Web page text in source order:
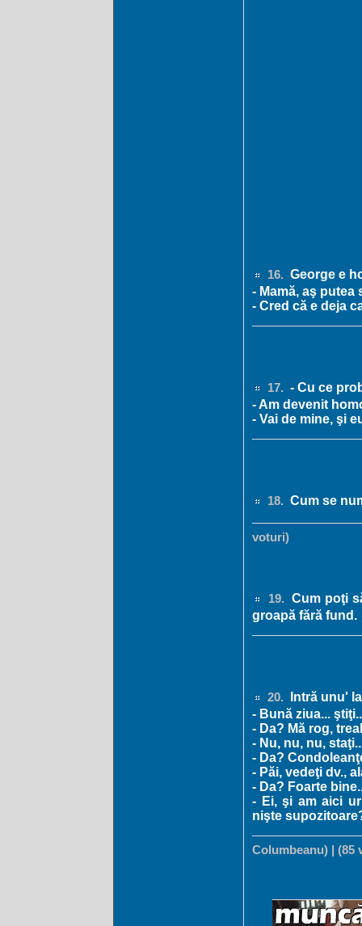
16. George e
- Mamă, aş
- Cred că e deja
17. - Cu ce
- Am devenit
- Vai de mine, şi
18. Cum se
voturi)
19. Cum poţi
groapă fără fund.
20. Intră unu'
- Bună ziua...
- Da? Mă rog,
- Nu, nu, nu,
- Da?
- Păi, vedeţi dv.,
- Da? Foarte
- Ei, şi am aici
nişte
Columbeanu) | (85